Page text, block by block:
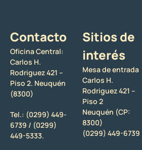
Contacto
Oficina Central:
Carlos H.
Rodriguez 421 –
Piso 2. Neuquén
(8300)
Tel.: (0299) 449-
6739 / (0299)
449-5333.
Sitios de
interés
Mesa de entrada
Carlos H.
Rodriguez 421 –
Piso 2
Neuquén (CP:
8300)
(0299) 449-6739